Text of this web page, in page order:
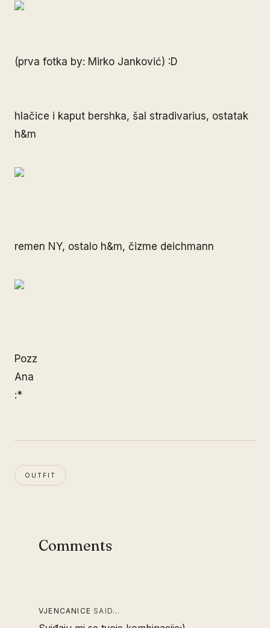
(prva fotka by: Mirko Janković) :D
hlačice i kaput bershka, šal stradivarius, ostatak
h&m
remen NY, ostalo h&m, čizme deichmann
Pozz
Ana
:*
OUTFIT
Comments
VJENCANICE SAID…